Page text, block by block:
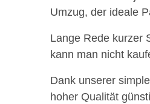
Umzug, der ideale
Lange Rede kurzer
kann man nicht
Dank unserer
hoher Qualität